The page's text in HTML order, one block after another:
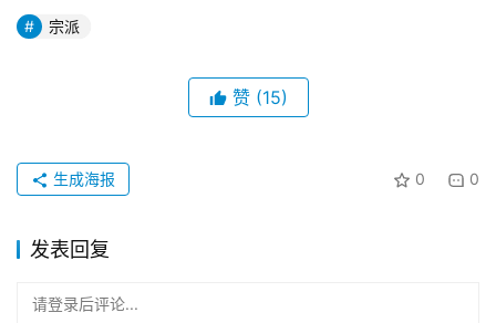
宗派
赞 (15)
0 0
生成海报
发表回复
请登录后评论...